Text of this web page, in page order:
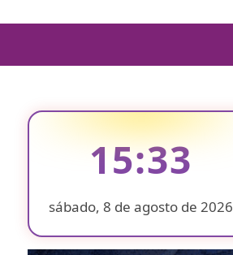
15:33
sábado, 8 de agosto de 2026
❄
❄